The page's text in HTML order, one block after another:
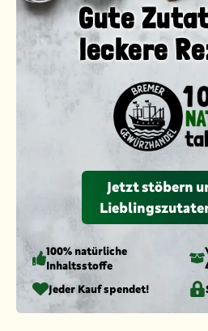
Gute
leckere
Jetzt stöbern
100% natürliche
Inhaltsstoffe
Jeder Kauf spendet!